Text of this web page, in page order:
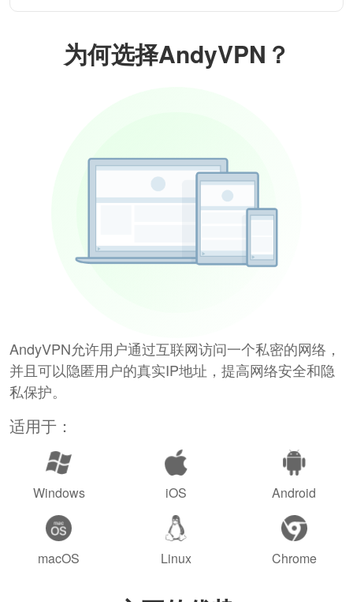
为何选择AndyVPN？
AndyVPN允许用户通过互联网访问一个私密的网络，
并且可以隐匿用户的真实IP地址，提高网络安全和隐
私保护。
适用于：
Windows iOS Android
macOS Linux Chrome